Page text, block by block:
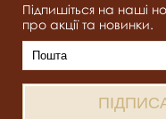
Підпишіться на наші
про акції та новинки.